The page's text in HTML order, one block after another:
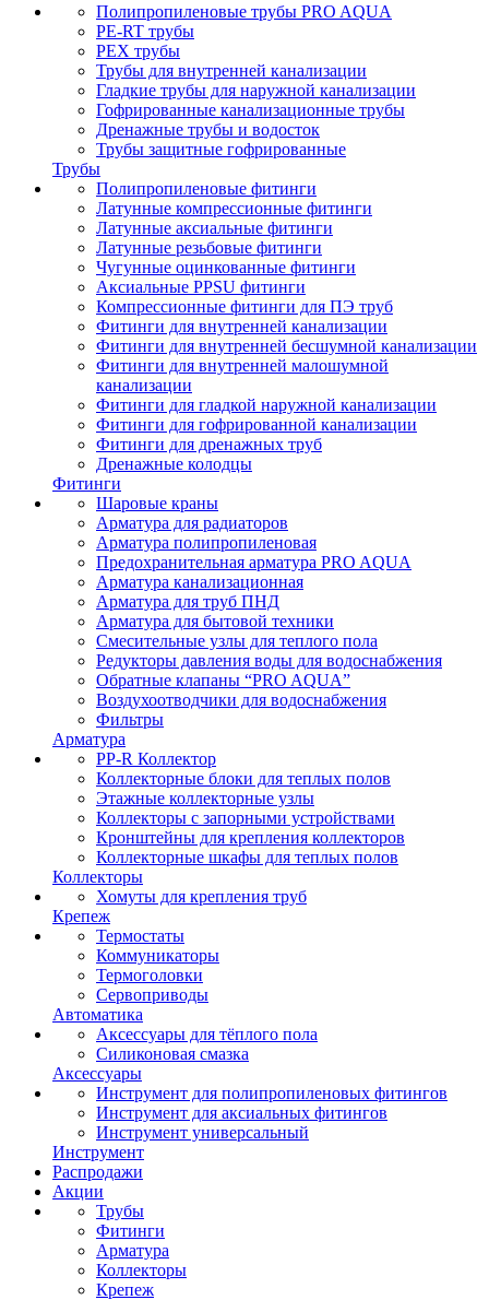
Полипропиленовые трубы PRO AQUA
PE-RT трубы
PEX трубы
Трубы для внутренней канализации
Гладкие трубы для наружной канализации
Гофрированные канализационные трубы
Дренажные трубы и водосток
Трубы защитные гофрированные
Трубы
Полипропиленовые фитинги
Латунные компрессионные фитинги
Латунные аксиальные фитинги
Латунные резьбовые фитинги
Чугунные оцинкованные фитинги
Аксиальные PPSU фитинги
Компрессионные фитинги для ПЭ труб
Фитинги для внутренней канализации
Фитинги для внутренней бесшумной канализации
Фитинги для внутренней малошумной
канализации
Фитинги для гладкой наружной канализации
Фитинги для гофрированной канализации
Фитинги для дренажных труб
Дренажные колодцы
Фитинги
Шаровые краны
Арматура для радиаторов
Арматура полипропиленовая
Предохранительная арматура PRO AQUA
Арматура канализационная
Арматура для труб ПНД
Арматура для бытовой техники
Смесительные узлы для теплого пола
Редукторы давления воды для водоснабжения
Обратные клапаны “PRO AQUA”
Воздухоотводчики для водоснабжения
Фильтры
Арматура
PP-R Коллектор
Коллекторные блоки для теплых полов
Этажные коллекторные узлы
Коллекторы с запорными устройствами
Кронштейны для крепления коллекторов
Коллекторные шкафы для теплых полов
Коллекторы
Хомуты для крепления труб
Крепеж
Термостаты
Коммуникаторы
Термоголовки
Сервоприводы
Автоматика
Аксессуары для тёплого пола
Силиконовая смазка
Аксессуары
Инструмент для полипропиленовых фитингов
Инструмент для аксиальных фитингов
Инструмент универсальный
Инструмент
Распродажи
Акции
Трубы
Фитинги
Арматура
Коллекторы
Крепеж